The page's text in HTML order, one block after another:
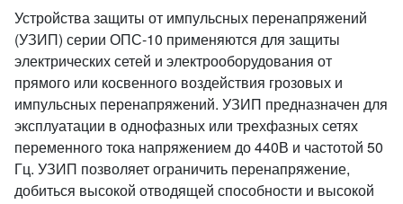
Устройства защиты от импульсных перенапряжений
(УЗИП) серии ОПС-10 применяются для защиты
электрических сетей и электрооборудования от
прямого или косвенного воздействия грозовых и
импульсных перенапряжений. УЗИП предназначен для
эксплуатации в однофазных или трехфазных сетях
переменного тока напряжением до 440В и частотой 50
Гц. УЗИП позволяет ограничить перенапряжение,
добиться высокой отводящей способности и высокой